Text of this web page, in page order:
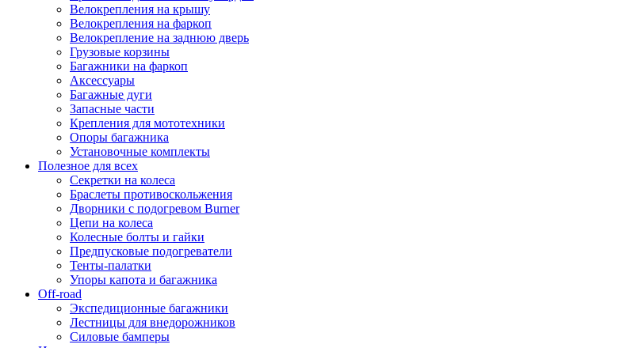
Велокрепления на крышу
Велокрепления на фаркоп
Велокрепление на заднюю дверь
Грузовые корзины
Багажники на фаркоп
Аксессуары
Багажные дуги
Запасные части
Крепления для мототехники
Опоры багажника
Установочные комплекты
Полезное для всех
Секретки на колеса
Браслеты противоскольжения
Дворники с подогревом Burner
Цепи на колеса
Колесные болты и гайки
Предпусковые подогреватели
Тенты-палатки
Упоры капота и багажника
Off-road
Экспедиционные багажники
Лестницы для внедорожников
Силовые бамперы